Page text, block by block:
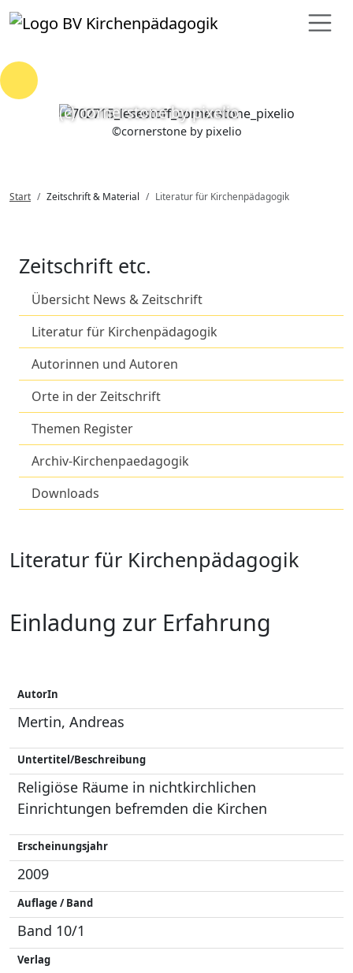
Loading...
©cornerstone by pixelio
(c) cornerstone by pixelio
Start Zeitschrift & Material Literatur für Kirchenpädagogik
Zeitschrift etc.
Übersicht News & Zeitschrift
Literatur für Kirchenpädagogik
Autorinnen und Autoren
Orte in der Zeitschrift
Themen Register
Archiv-Kirchenpaedagogik
Downloads
Literatur für Kirchenpädagogik
Einladung zur Erfahrung
AutorIn
Mertin, Andreas
Untertitel/Beschreibung
Religiöse Räume in nichtkirchlichen
Einrichtungen befremden die Kirchen
Erscheinungsjahr
2009
Auflage / Band
Band 10/1
Verlag